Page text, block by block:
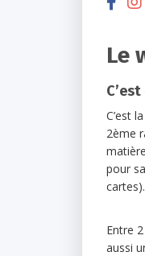
Le
C’est la
2ème
pour
cartes).
Entre
aussi